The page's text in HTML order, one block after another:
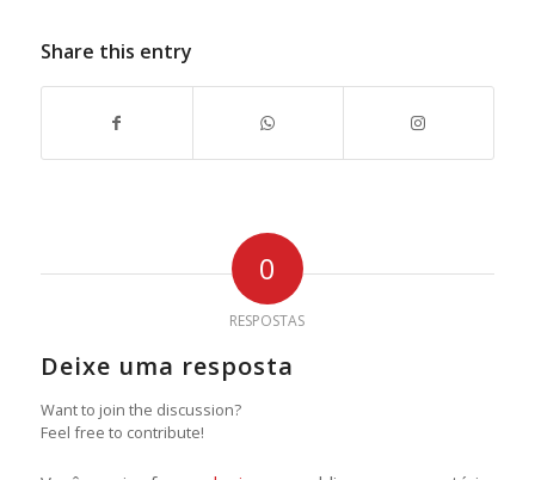
Share this entry
0
RESPOSTAS
Deixe uma resposta
Want to join the discussion?
Feel free to contribute!